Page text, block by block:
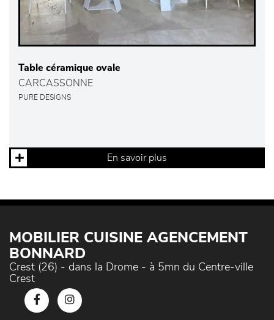
Table céramique ovale
CARCASSONNE
PURE DESIGNS
En savoir plus
MOBILIER CUISINE AGENCEMENT
BONNARD
Crest (26) - dans la Drome - à 5mn du Centre-ville
Crest